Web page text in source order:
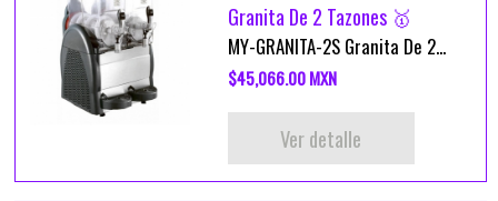
Granita De 2 Tazones 🥇
MY-GRANITA-2S Granita De 2...
$45,066.00 MXN
Ver detalle